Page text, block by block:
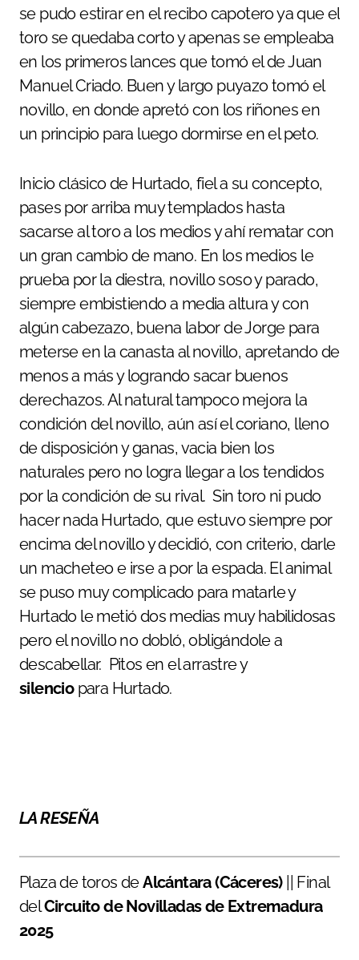
se pudo estirar en el recibo capotero ya que el
toro se quedaba corto y apenas se empleaba
en los primeros lances que tomó el de Juan
Manuel Criado. Buen y largo puyazo tomó el
novillo, en donde apretó con los riñones en
un principio para luego dormirse en el peto.
Inicio clásico de Hurtado, fiel a su concepto,
pases por arriba muy templados hasta
sacarse al toro a los medios y ahí rematar con
un gran cambio de mano. En los medios le
prueba por la diestra, novillo soso y parado,
siempre embistiendo a media altura y con
algún cabezazo, buena labor de Jorge para
meterse en la canasta al novillo, apretando de
menos a más y logrando sacar buenos
derechazos. Al natural tampoco mejora la
condición del novillo, aún así el coriano, lleno
de disposición y ganas, vacia bien los
naturales pero no logra llegar a los tendidos
por la condición de su rival. Sin toro ni pudo
hacer nada Hurtado, que estuvo siempre por
encima del novillo y decidió, con criterio, darle
un macheteo e irse a por la espada. El animal
se puso muy complicado para matarle y
Hurtado le metió dos medias muy habilidosas
pero el novillo no dobló, obligándole a
descabellar. Pitos en el arrastre y
silencio para Hurtado.
LA RESEÑA
Plaza de toros deAlcántara (Cáceres)
|| Final
delCircuito de Novilladas de Extremadura
2025